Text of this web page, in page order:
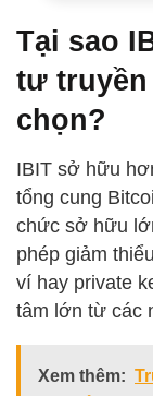
Tại sao
tư
chọn?
IBIT sở hữu
tổng cung
chức sở hữu
phép giảm
ví hay private
tâm lớn từ các
Xem thêm: